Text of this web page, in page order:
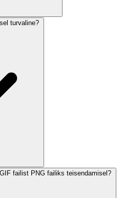
turvaline?
failist PNG failiks teisendamisel?